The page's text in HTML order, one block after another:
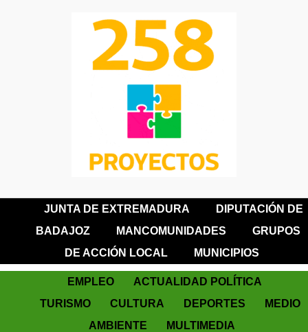
JUNTA DE EXTREMADURA
DIPUTACIÓN DE
BADAJOZ
MANCOMUNIDADES
GRUPOS
DE ACCIÓN LOCAL
MUNICIPIOS
EMPLEO
ACTUALIDAD POLÍTICA
TURISMO
CULTURA DEPORTES
MEDIO
AMBIENTE
MULTIMEDIA